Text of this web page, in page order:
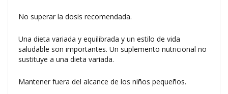
No superar la dosis recomendada.
Una dieta variada y equilibrada y un estilo de vida
saludable son importantes. Un suplemento nutricional no
sustituye a una dieta variada.
Mantener fuera del alcance de los niños pequeños.